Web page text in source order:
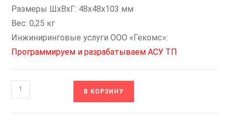
Размеры ШxВxГ: 48х48х103 мм
Вес: 0,25 кг
Инжиниринговые услуги ООО «Гекомс»:
Программируем и разрабатываем АСУ ТП
Количество
товара
В КОРЗИНУ